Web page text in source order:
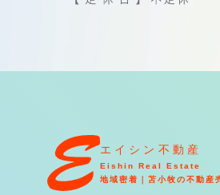
エイシン不動産
Eishin Real Estate
地域密着｜苫小牧の不動産